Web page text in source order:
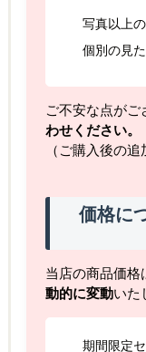
写真以上
個別の見
ご不安な点がご
わせください。
（ご購入後の
価格に
当店の商品価格
動的に変動いた
期間限定